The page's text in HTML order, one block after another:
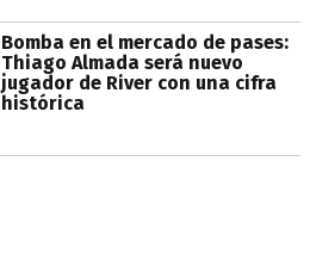
Bomba en el mercado de pases:
Thiago Almada será nuevo
jugador de River con una cifra
histórica